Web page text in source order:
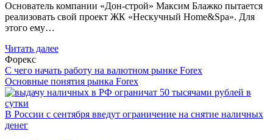
Основатель компании «Дон-строй» Максим Блажко пытается
реализовать свой проект ЖК «Нескучный Home&Spa». Для
этого ему…
Читать далее
Форекс
С чего начать работу на валютном рынке Forex
Основные понятия рынка Forex
В России с сентября введут ограничение на снятие наличных
денег